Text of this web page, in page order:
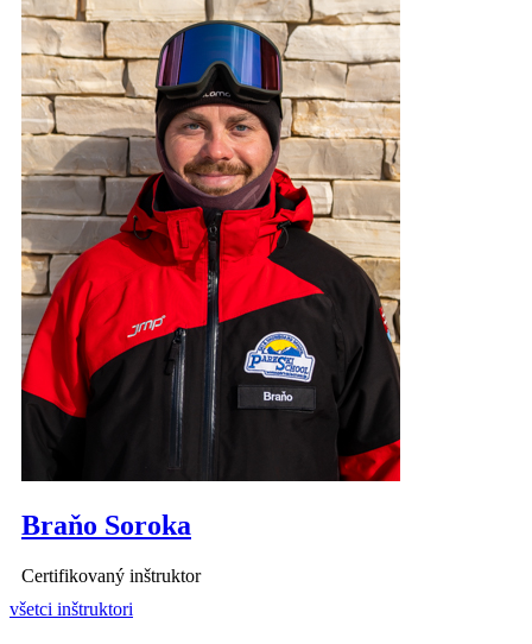
Braňo Soroka
Certifikovaný inštruktor
všetci inštruktori